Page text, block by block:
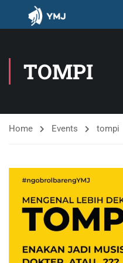
TOMPI
Home Events tompi